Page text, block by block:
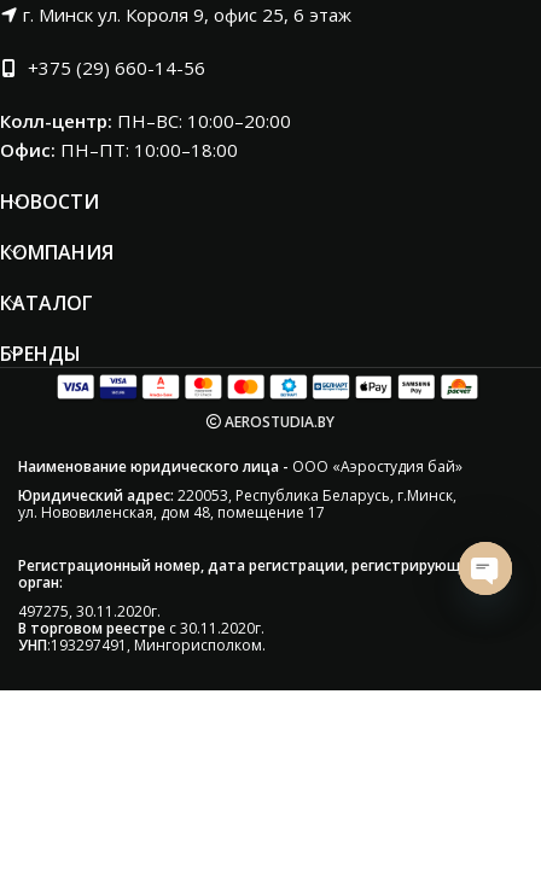
г. Минск ул. Короля 9, офис 25, 6 этаж
+375 (29) 660-14-56
Колл-центр: ПН–ВС: 10:00–20:00​
Офис: ПН–ПТ: 10:00–18:00
НОВОСТИ
КОМПАНИЯ
КАТАЛОГ
БРЕНДЫ
AEROSTUDIA.BY
Наименование юридического лица - ООО «Аэростудия бай»
Юридический адрес: 220053, Республика Беларусь, г.Минск,
ул. Нововиленская, дом 48, помещение 17
Регистрационный номер, дата регистрации, регистрирующий
орган:
497275, 30.11.2020г.
В торговом реестре с 30.11.2020г.
УНП:193297491, Мингорисполком.